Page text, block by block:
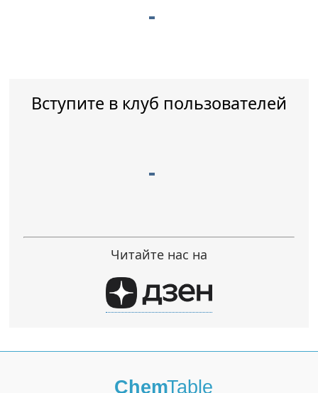
Вступите в клуб пользователей
Читайте нас на